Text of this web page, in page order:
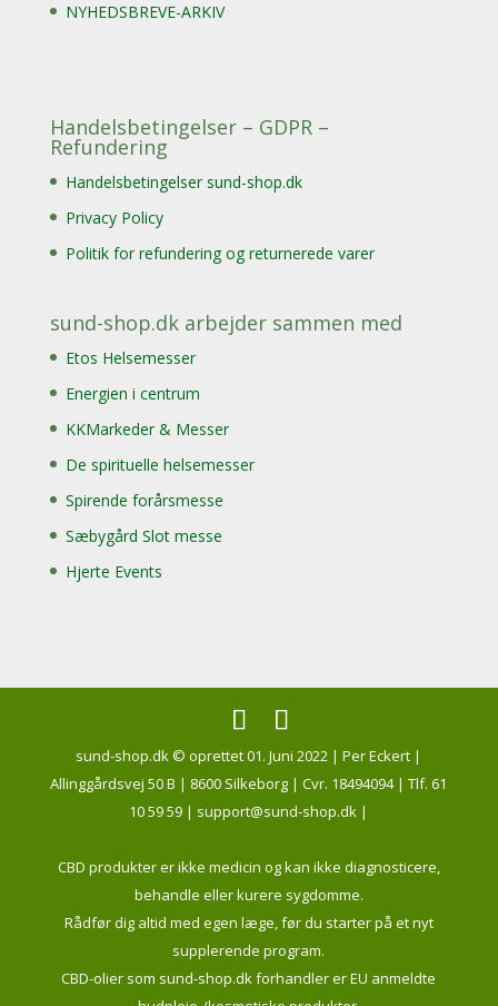
NYHEDSBREVE-ARKIV
Handelsbetingelser – GDPR –
Refundering
Handelsbetingelser sund-shop.dk
Privacy Policy
Politik for refundering og returnerede varer
sund-shop.dk arbejder sammen med
Etos Helsemesser
Energien i centrum
KKMarkeder & Messer
De spirituelle helsemesser
Spirende forårsmesse
Sæbygård Slot messe
Hjerte Events
sund-shop.dk © oprettet 01. Juni 2022 | Per Eckert |
Allinggårdsvej 50 B | 8600 Silkeborg | Cvr. 18494094 | Tlf. 61
10 59 59 | support@sund-shop.dk |
CBD produkter er ikke medicin og kan ikke diagnosticere,
behandle eller kurere sygdomme.
Rådfør dig altid med egen læge, før du starter på et nyt
supplerende program.
CBD-olier som sund-shop.dk forhandler er EU anmeldte